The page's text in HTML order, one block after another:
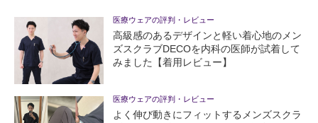
医療ウェアの評判・レビュー
高級感のあるデザインと軽い着心地のメン
ズスクラブDECOを内科の医師が試着して
みました【着用レビュー】
医療ウェアの評判・レビュー
よく伸び動きにフィットするメンズスクラ